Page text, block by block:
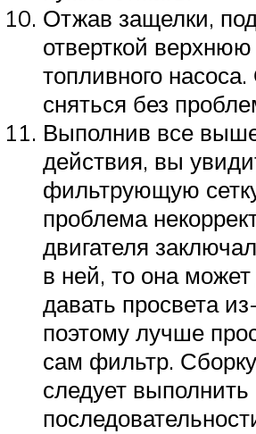
Отжав защелки,
отверткой верхнюю
топливного
сняться без
Выполнив все
действия, вы
фильтрующую
проблема
двигателя
в ней, то она
давать просвета
поэтому лучше
сам фильтр.
следует выполнить